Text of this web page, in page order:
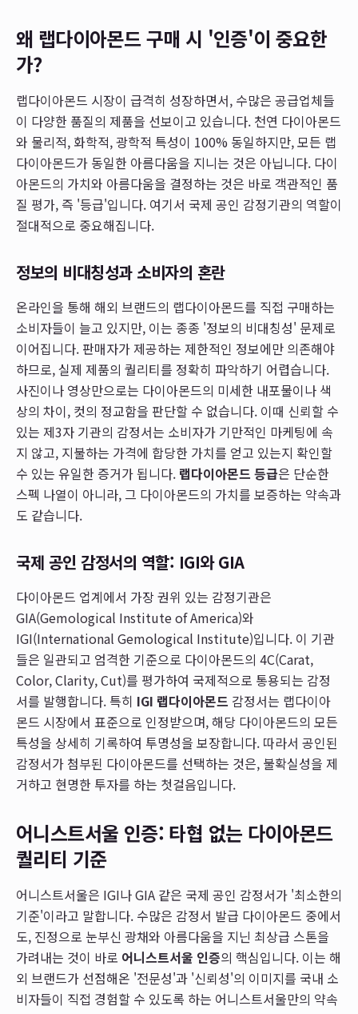
왜 랩다이아몬드 구매 시 '인증'이 중요한
가?
랩다이아몬드 시장이 급격히 성장하면서, 수많은 공급업체들
이 다양한 품질의 제품을 선보이고 있습니다. 천연 다이아몬드
와 물리적, 화학적, 광학적 특성이 100% 동일하지만, 모든 랩
다이아몬드가 동일한 아름다움을 지니는 것은 아닙니다. 다이
아몬드의 가치와 아름다움을 결정하는 것은 바로 객관적인 품
질 평가, 즉 '등급'입니다. 여기서 국제 공인 감정기관의 역할이
절대적으로 중요해집니다.
정보의 비대칭성과 소비자의 혼란
온라인을 통해 해외 브랜드의 랩다이아몬드를 직접 구매하는
소비자들이 늘고 있지만, 이는 종종 '정보의 비대칭성' 문제로
이어집니다. 판매자가 제공하는 제한적인 정보에만 의존해야
하므로, 실제 제품의 퀄리티를 정확히 파악하기 어렵습니다.
사진이나 영상만으로는 다이아몬드의 미세한 내포물이나 색
상의 차이, 컷의 정교함을 판단할 수 없습니다. 이때 신뢰할 수
있는 제3자 기관의 감정서는 소비자가 기만적인 마케팅에 속
지 않고, 지불하는 가격에 합당한 가치를 얻고 있는지 확인할
수 있는 유일한 증거가 됩니다. 랩다이아몬드 등급은 단순한
스펙 나열이 아니라, 그 다이아몬드의 가치를 보증하는 약속과
도 같습니다.
국제 공인 감정서의 역할: IGI와 GIA
다이아몬드 업계에서 가장 권위 있는 감정기관은
GIA(Gemological Institute of America)와
IGI(International Gemological Institute)입니다. 이 기관
들은 일관되고 엄격한 기준으로 다이아몬드의 4C(Carat,
Color, Clarity, Cut)를 평가하여 국제적으로 통용되는 감정
서를 발행합니다. 특히 IGI 랩다이아몬드 감정서는 랩다이아
몬드 시장에서 표준으로 인정받으며, 해당 다이아몬드의 모든
특성을 상세히 기록하여 투명성을 보장합니다. 따라서 공인된
감정서가 첨부된 다이아몬드를 선택하는 것은, 불확실성을 제
거하고 현명한 투자를 하는 첫걸음입니다.
어니스트서울 인증: 타협 없는 다이아몬드
퀄리티 기준
어니스트서울은 IGI나 GIA 같은 국제 공인 감정서가 '최소한의
기준'이라고 말합니다. 수많은 감정서 발급 다이아몬드 중에서
도, 진정으로 눈부신 광채와 아름다움을 지닌 최상급 스톤을
가려내는 것이 바로 어니스트서울 인증의 핵심입니다. 이는 해
외 브랜드가 선점해온 '전문성'과 '신뢰성'의 이미지를 국내 소
비자들이 직접 경험할 수 있도록 하는 어니스트서울만의 약속